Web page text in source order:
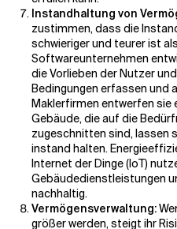
Instandhaltung von
zustimmen, dass die
schwieriger und teurer ist
Softwareunternehmen
die Vorlieben der Nutzer
Bedingungen erfassen und
Maklerfirmen entwerfen sie
Gebäude, die auf die
zugeschnitten sind, lassen
instand halten.
Internet der Dinge (IoT)
Gebäudedienstleistungen
nachhaltig.
Vermögensverwaltung:
größer werden, steigt ihr